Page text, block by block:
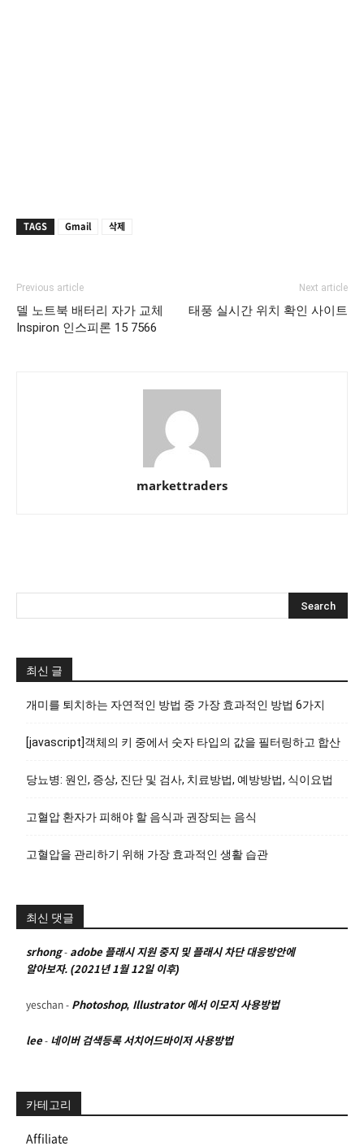
TAGS Gmail 삭제
Previous article
델 노트북 배터리 자가 교체
Inspiron 인스피론 15 7566
Next article
태풍 실시간 위치 확인 사이트
markettraders
최신 글
개미를 퇴치하는 자연적인 방법 중 가장 효과적인 방법 6가지
[javascript]객체의 키 중에서 숫자 타입의 값을 필터링하고 합산
당뇨병: 원인, 증상, 진단 및 검사, 치료방법, 예방방법, 식이요법
고혈압 환자가 피해야 할 음식과 권장되는 음식
고혈압을 관리하기 위해 가장 효과적인 생활 습관
최신 댓글
srhong- adobe 플래시 지원 중지 및 플래시 차단 대응방안에
알아보자. (2021년 1월 12일 이후)
yeschan - Photoshop, Illustrator 에서 이모지 사용방법
lee - 네이버 검색등록 서치어드바이저 사용방법
카테고리
Affiliate